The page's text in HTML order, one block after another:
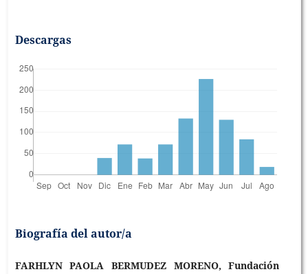
Descargas
Biografía del autor/a
FARHLYN PAOLA BERMUDEZ MORENO, Fundación